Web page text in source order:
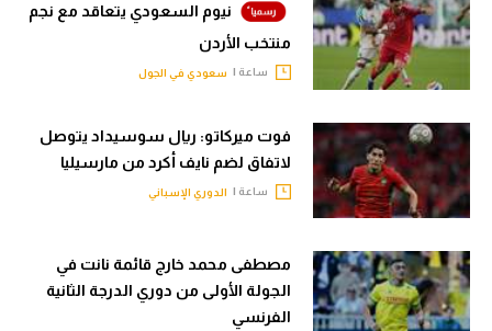
نيوم السعودي يتعاقد مع نجم
منتخب الأردن
ساعة | سعودي في الجول
فوت ميركاتو: ريال سوسيداد يتوصل
لاتفاق لضم نايف أكرد من مارسيليا
ساعة | الدوري الإسباني
مصطفى محمد خارج قائمة نانت في
الجولة الأولى من دوري الدرجة الثانية
الفرنسي